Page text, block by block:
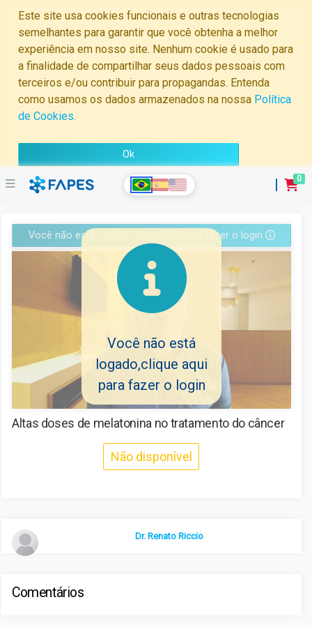
Este site usa cookies funcionais e outras tecnologias
semelhantes para garantir que você obtenha a melhor
experiência em nosso site. Nenhum cookie é usado para
a finalidade de compartilhar seus dados pessoais com
terceiros e/ou contribuir para propagandas. Entenda
como usamos os dados armazenados na nossa Política
de Cookies.
Ok
0
Minha
Perguntas
Contato
Você não está logado,clique aqui para fazer o login
Você não está
logado,clique aqui
para fazer o login
Altas doses de melatonina no tratamento do câncer
Não disponível
Dr. Renato Riccio
Comentários